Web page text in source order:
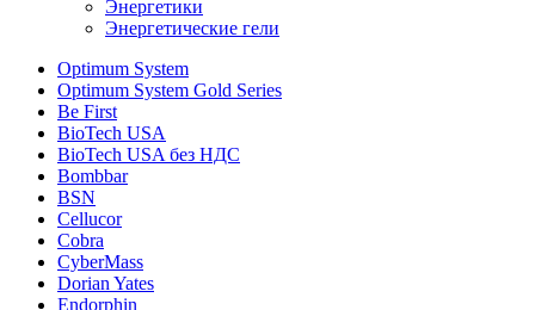
Энергетики
Энергетические гели
Optimum System
Optimum System Gold Series
Be First
BioTech USA
BioTech USA без НДС
Bombbar
BSN
Cellucor
Cobra
CyberMass
Dorian Yates
Endorphin